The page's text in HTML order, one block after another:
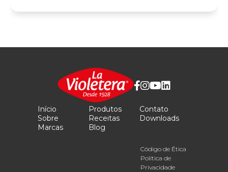
Início
Sobre
Marcas
Produtos
Receitas
Blog
Contato
Downloads
Código de Ética
Política de
Privacidade